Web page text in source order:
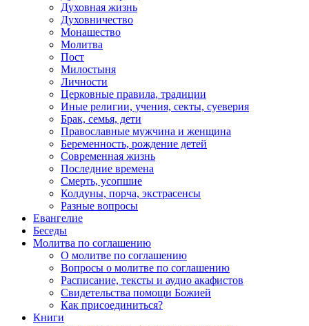
Духовная жизнь
Духовничество
Монашество
Молитва
Пост
Милостыня
Личности
Церковные правила, традиции
Иные религии, учения, секты, суеверия
Брак, семья, дети
Православные мужчина и женщина
Беременность, рождение детей
Современная жизнь
Последние времена
Смерть, усопшие
Колдуны, порча, экстрасенсы
Разные вопросы
Евангелие
Беседы
Молитва по соглашению
О молитве по соглашению
Вопросы о молитве по соглашению
Расписание, тексты и аудио акафистов
Свидетельства помощи Божией
Как присоединиться?
Книги